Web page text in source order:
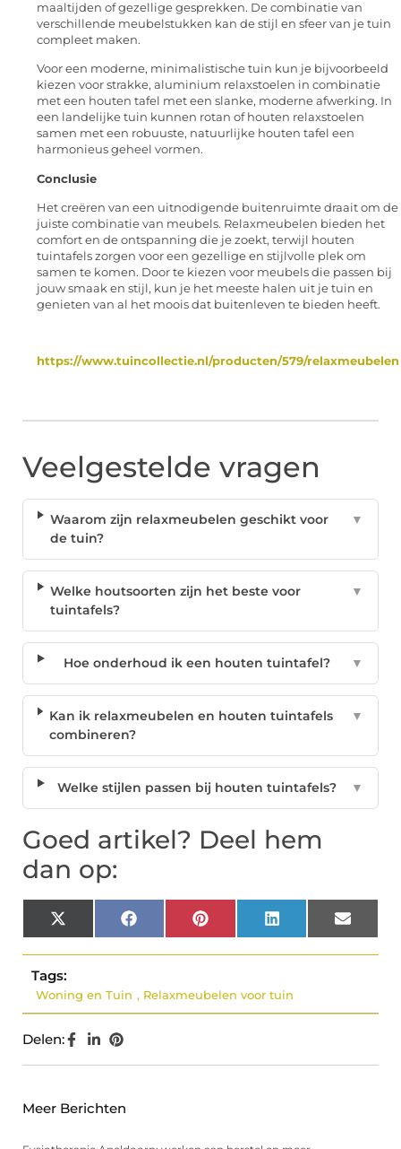
maaltijden of gezellige gesprekken. De combinatie van
verschillende meubelstukken kan de stijl en sfeer van je tuin
compleet maken.
Voor een moderne, minimalistische tuin kun je bijvoorbeeld
kiezen voor strakke, aluminium relaxstoelen in combinatie
met een houten tafel met een slanke, moderne afwerking. In
een landelijke tuin kunnen rotan of houten relaxstoelen
samen met een robuuste, natuurlijke houten tafel een
harmonieus geheel vormen.
Conclusie
Het creëren van een uitnodigende buitenruimte draait om de
juiste combinatie van meubels. Relaxmeubelen bieden het
comfort en de ontspanning die je zoekt, terwijl houten
tuintafels zorgen voor een gezellige en stijlvolle plek om
samen te komen. Door te kiezen voor meubels die passen bij
jouw smaak en stijl, kun je het meeste halen uit je tuin en
genieten van al het moois dat buitenleven te bieden heeft.
https://www.tuincollectie.nl/producten/579/relaxmeubelen
Veelgestelde vragen
Waarom zijn relaxmeubelen geschikt voor
de tuin?
▼
Welke houtsoorten zijn het beste voor
tuintafels?
▼
Hoe onderhoud ik een houten tuintafel? ▼
Kan ik relaxmeubelen en houten tuintafels
combineren?
▼
Welke stijlen passen bij houten tuintafels? ▼
Goed artikel? Deel hem
dan op:
X
(Twitter)
Facebook Pinterest LinkedIn Email
Tags:
Woning en Tuin , Relaxmeubelen voor tuin
Delen:
Meer Berichten